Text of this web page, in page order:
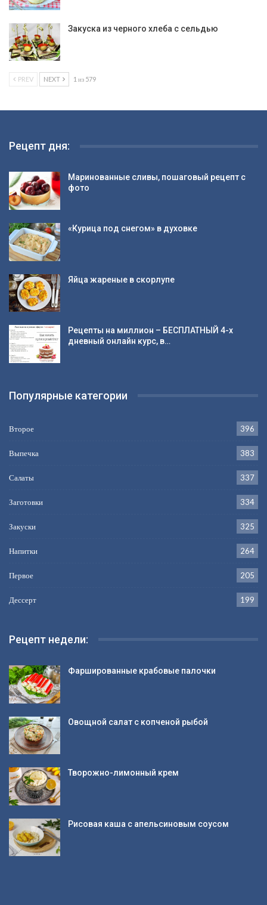
Закуска из черного хлеба с сельдью
PREV NEXT 1 из 579
Рецепт дня:
Маринованные сливы, пошаговый рецепт с
фото
«Курица под снегом» в духовке
Яйца жареные в скорлупе
Рецепты на миллион – БЕСПЛАТНЫЙ 4-х
дневный онлайн курс, в…
Популярные категории
Второе 396
Выпечка 383
Салаты 337
Заготовки 334
Закуски 325
Напитки 264
Первое 205
Дессерт 199
Рецепт недели:
Фаршированные крабовые палочки
Овощной салат с копченой рыбой
Творожно-лимонный крем
Рисовая каша с апельсиновым соусом